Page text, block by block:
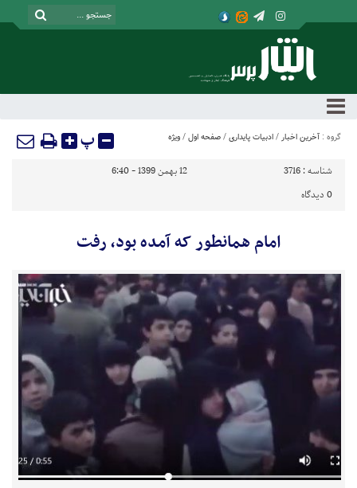
گروه : آخرین اخبار / ادبیات پایداری / صفحه اول / ویژه پ
شناسه : 3716
12 بهمن 1399 - 6:40
0 دیدگاه
امام همانطور که آمده بود، رفت